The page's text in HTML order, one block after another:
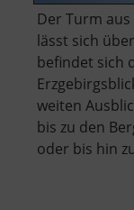
Der Turm
lässt sich
befindet sich
weiten
bis zu den
oder bis hin